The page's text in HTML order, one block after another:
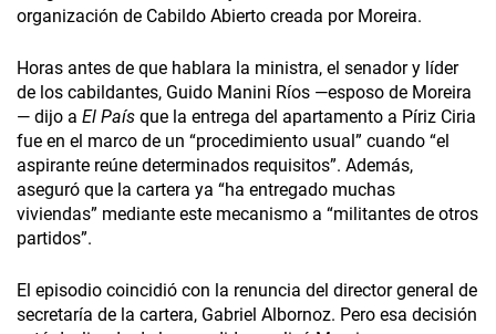
organización de Cabildo Abierto creada por Moreira.
Horas antes de que hablara la ministra, el senador y líder
de los cabildantes, Guido Manini Ríos —esposo de Moreira
— dijo a El País que la entrega del apartamento a Píriz Ciria
fue en el marco de un “procedimiento usual” cuando “el
aspirante reúne determinados requisitos”. Además,
aseguró que la cartera ya “ha entregado muchas
viviendas” mediante este mecanismo a “militantes de otros
partidos”.
El episodio coincidió con la renuncia del director general de
secretaría de la cartera, Gabriel Albornoz. Pero esa decisión